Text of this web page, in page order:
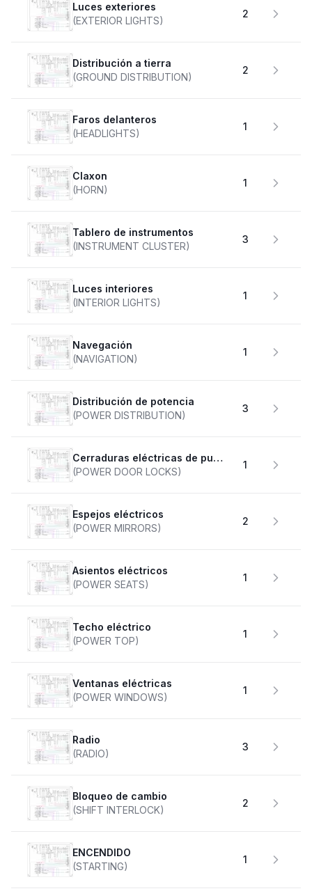
Luces exteriores
(EXTERIOR LIGHTS)
2
Distribución a tierra
(GROUND DISTRIBUTION)
2
faros delanteros
(HEADLIGHTS)
1
claxon
(HORN)
1
Tablero de instrumentos
(INSTRUMENT CLUSTER)
3
Luces interiores
(INTERIOR LIGHTS)
1
Navegación
(NAVIGATION)
1
Distribución de potencia
(POWER DISTRIBUTION)
3
Cerraduras eléctricas de puertas
(POWER DOOR LOCKS)
1
Espejos eléctricos
(POWER MIRRORS)
2
Asientos eléctricos
(POWER SEATS)
1
Techo eléctrico
(POWER TOP)
1
Ventanas eléctricas
(POWER WINDOWS)
1
Radio
(RADIO)
3
Bloqueo de cambio
(SHIFT INTERLOCK)
2
ENCENDIDO
(STARTING)
1